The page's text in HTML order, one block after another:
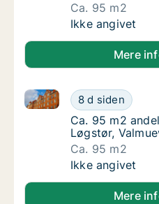
Ca. 95 m2
Ca. 95 m2
Ikke angivet
Mere
Ca. 95 m2
8 d siden
Ca. 95 m2 andelsbolig
Ca. 95 m2
Ca. 95 m2
Løgstør,
Ca. 95 m2
Ca. 95 m2
Ikke angivet
Mere